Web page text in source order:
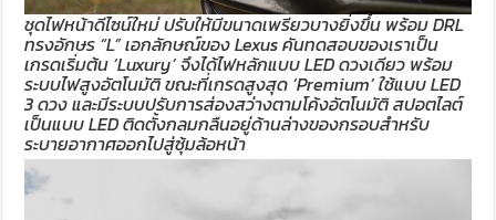
ชุดไฟหน้าดีไซน์ใหม่ ปรับให้มีขนาดเพรียวบางยิ่งขึ้น พร้อม DRL
ทรงอักษร “L” เอกลักษณ์ของ Lexus คันทดสอบของเราเป็น
เกรดเริ่มต้น ‘Luxury’ จึงได้ไฟหลักแบบ LED ดวงเดียว พร้อม
ระบบไฟสูงอัตโนมัติ ขณะที่เกรดสูงสุด ‘Premium’ ใช้แบบ LED
3 ดวง และมีระบบปรับการส่องสว่างตามโค้งอัตโนมัติ สปอตไลต์
เป็นแบบ LED ติดตั้งกลมกลืนอยู่ด้านล่างของกรอบสำหรับ
ระบายอากาศออกไปสู่ซุ้มล้อหน้า